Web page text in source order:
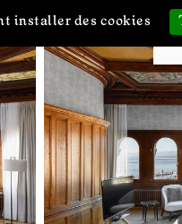
installer des cookies